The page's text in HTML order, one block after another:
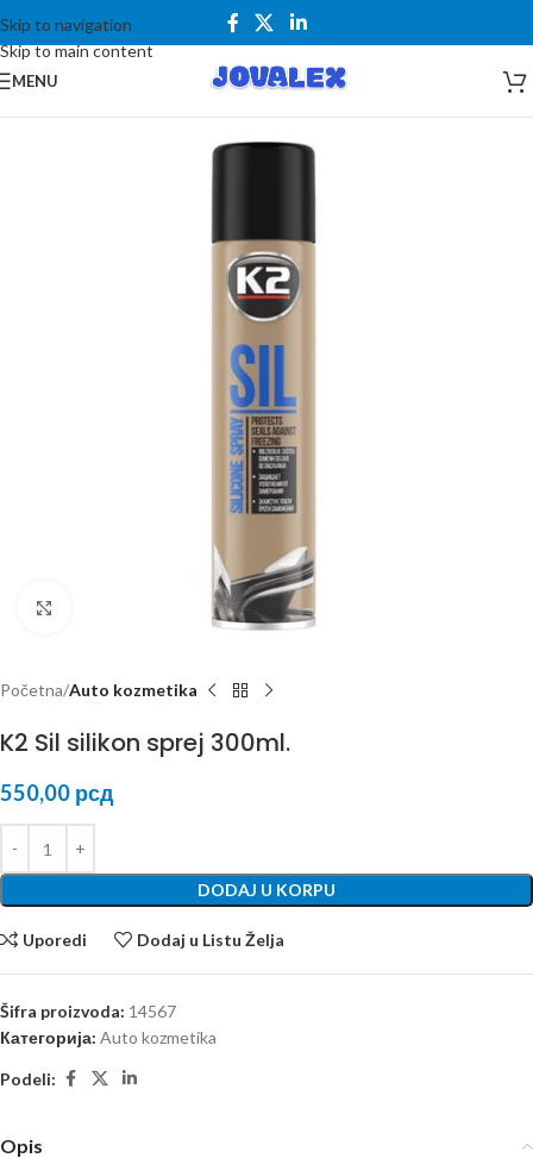
Skip to navigation
Skip to main content
MENU
Kliknite za uvećanje
Početna Auto kozmetika
K2 Sil silikon sprej 300ml.
550,00 рсд
DODAJ U KORPU
Uporedi Dodaj u Listu Želja
Šifra proizvoda: 14567
Категорија: Auto kozmetika
Podeli:
Opis